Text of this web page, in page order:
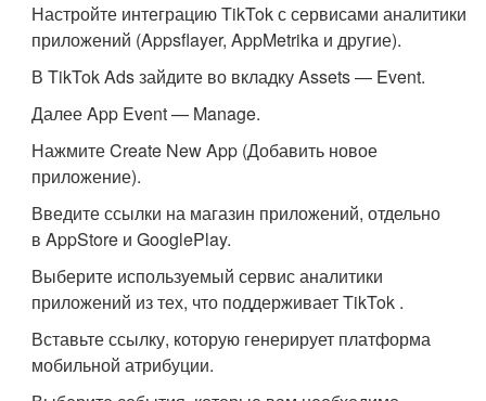
Настройте интеграцию TikTok с сервисами аналитики
приложений (Appsflayer, AppMetrika и другие).
В TikTok Ads зайдите во вкладку Assets — Event.
Далее App Event — Manage.
Нажмите Create New App (Добавить новое
приложение).
Введите ссылки на магазин приложений, отдельно
в AppStore и GooglePlay.
Выберите используемый сервис аналитики
приложений из тех, что поддерживает TikTok .
Вставьте ссылку, которую генерирует платформа
мобильной атрибуции.